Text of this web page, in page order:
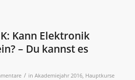
Kann Elektronik
– Du kannst es
/ in Akademiejahr 2016, Hauptkurse